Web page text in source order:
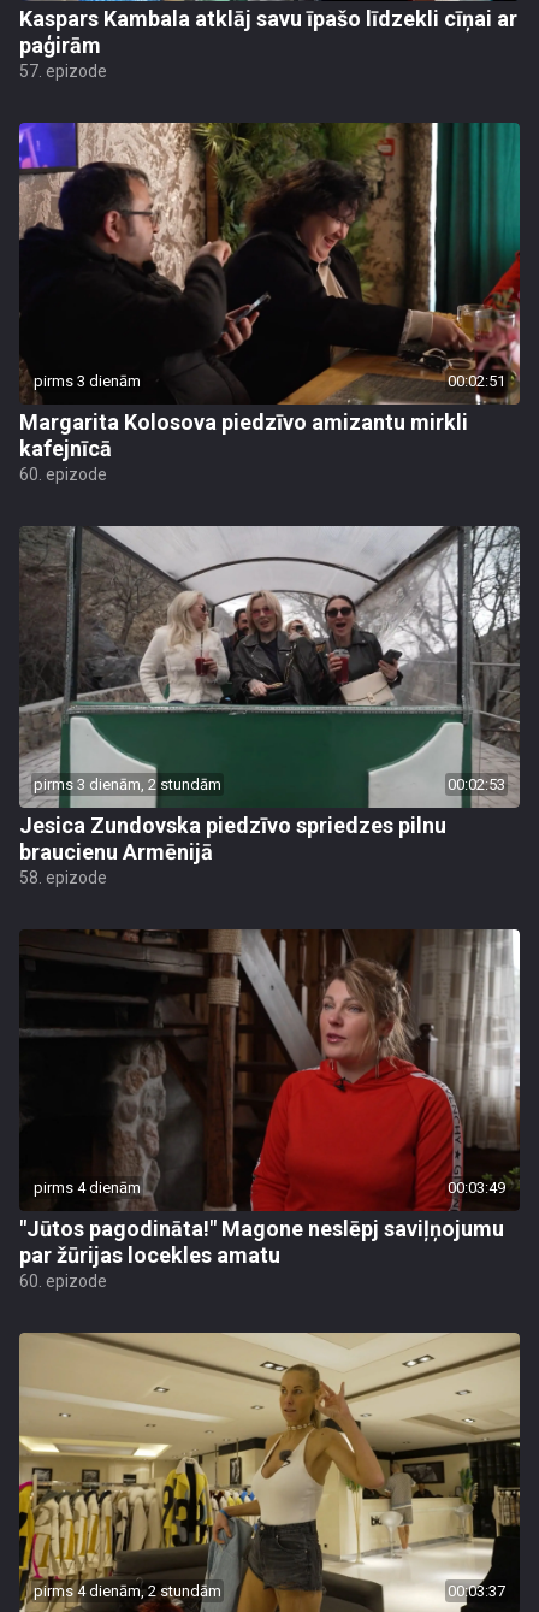
Kaspars Kambala atklāj savu īpašo līdzekli cīņai ar
paģirām
57. epizode
pirms 3 dienām 00:02:51
Margarita Kolosova piedzīvo amizantu mirkli
kafejnīcā
60. epizode
pirms 3 dienām, 2 stundām 00:02:53
Jesica Zundovska piedzīvo spriedzes pilnu
braucienu Armēnijā
58. epizode
pirms 4 dienām 00:03:49
"Jūtos pagodināta!" Magone neslēpj saviļņojumu
par žūrijas locekles amatu
60. epizode
pirms 4 dienām, 2 stundām 00:03:37